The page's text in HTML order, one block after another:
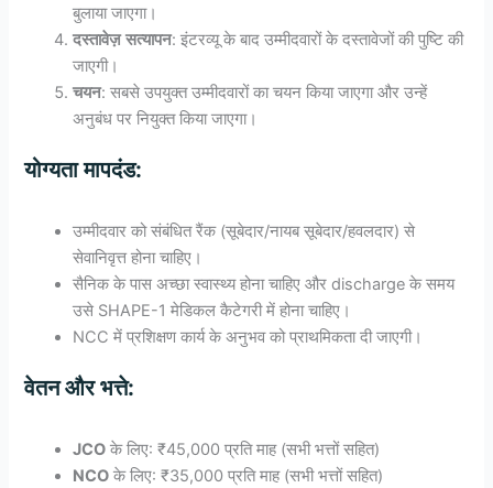
बुलाया जाएगा।
दस्तावेज़ सत्यापन: इंटरव्यू के बाद उम्मीदवारों के दस्तावेजों की पुष्टि की
जाएगी।
चयन: सबसे उपयुक्त उम्मीदवारों का चयन किया जाएगा और उन्हें
अनुबंध पर नियुक्त किया जाएगा।
योग्यता मापदंड:
उम्मीदवार को संबंधित रैंक (सूबेदार/नायब सूबेदार/हवलदार) से
सेवानिवृत्त होना चाहिए।
सैनिक के पास अच्छा स्वास्थ्य होना चाहिए और discharge के समय
उसे SHAPE-1 मेडिकल कैटेगरी में होना चाहिए।
NCC में प्रशिक्षण कार्य के अनुभव को प्राथमिकता दी जाएगी।
वेतन और भत्ते:
JCO के लिए: ₹45,000 प्रति माह (सभी भत्तों सहित)
NCO के लिए: ₹35,000 प्रति माह (सभी भत्तों सहित)